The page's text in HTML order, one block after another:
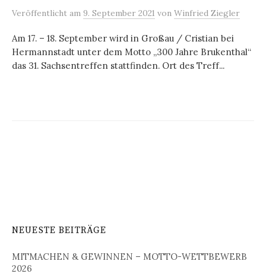
Veröffentlicht am 9. September 2021 von Winfried Ziegler
Am 17. – 18. September wird in Großau / Cristian bei
Hermannstadt unter dem Motto „300 Jahre Brukenthal“
das 31. Sachsentreffen stattfinden. Ort des Treff...
NEUESTE BEITRÄGE
MITMACHEN & GEWINNEN – MOTTO-WETTBEWERB
2026